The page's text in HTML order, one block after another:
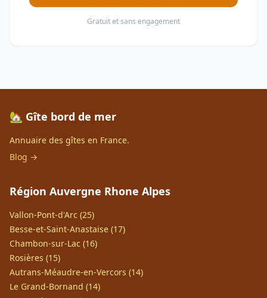
Gratuit et sans engagement
🏡 Gîte bord de mer
Annuaire des gîtes en France.
Blog →
Région Auvergne Rhone Alpes
Vallon-Pont-d'Arc (25)
Besse-et-Saint-Anastaise (17)
Chambon-sur-Lac (16)
Rosières (15)
Autrans-Méaudre-en-Vercors (14)
Le Grand-Bornand (14)